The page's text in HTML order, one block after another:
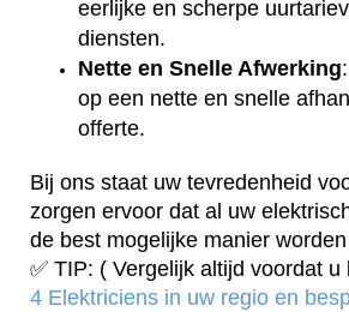
eerlijke en scherpe
diensten.
Nette en Snelle Afwerking
op een nette en snelle
offerte.
Bij ons staat uw tevredenheid
zorgen ervoor dat al uw
de best mogelijke manier
✅ TIP: ( Vergelijk altijd voordat u
4 Elektriciens in uw regio en